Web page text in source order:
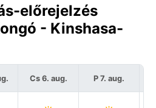
előrejelzés
- Kinshasa-
Cs 6. aug. P 7. aug.